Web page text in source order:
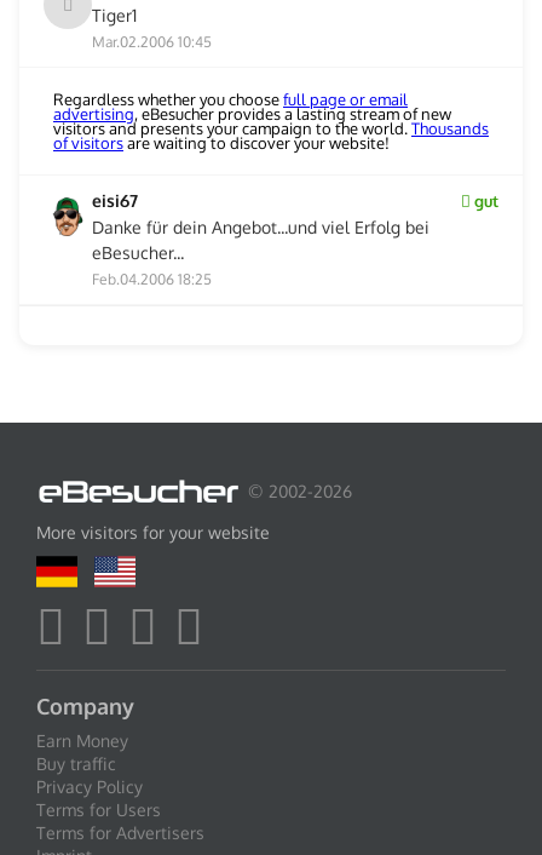
Tiger1
Mar.02.2006 10:45
Regardless whether you choosefull page or email
advertising, eBesucher provides a lasting stream of new
visitors and presents your campaign to the world.Thousands
of visitorsare waiting to discover your website!
eisi67 gut
Danke für dein Angebot...und viel Erfolg bei
eBesucher...
Feb.04.2006 18:25
© 2002-2026
More visitors for your website
Company
Earn Money
Buy traffic
Privacy Policy
Terms for Users
Terms for Advertisers